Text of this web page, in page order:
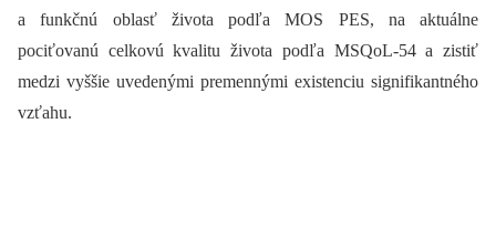
a funkčnú oblasť života podľa MOS PES, na aktuálne
pociťovanú celkovú kvalitu života podľa MSQoL-54 a zistiť
medzi vyššie uvedenými premennými existenciu signifikantného
vzťahu.